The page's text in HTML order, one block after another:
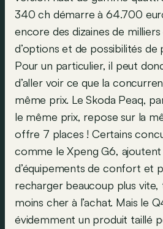
340 ch démarre à 64.700
encore des dizaines de milliers
d’options et de possibilités de
Pour un particulier, il peut
d’aller voir ce que la
même prix. Le Skoda Peaq,
le même prix, repose sur la
offre 7 places ! Certains
comme le Xpeng G6,
d’équipements de confort et
recharger beaucoup plus
moins cher à l’achat. Mais le
évidemment un produit taillé